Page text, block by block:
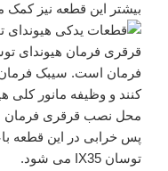
بیشتر این قطعه نیز کمک
فرمان است. سیبک
محل نصب قرقری فرمان
پس خرابی در این قطعه
توسان IX35 می شود.